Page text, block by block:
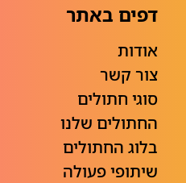
דפים באתר
אודות
צור קשר
סוגי חתולים
החתולים שלנו
בלוג החתולים
שיתופי פעולה